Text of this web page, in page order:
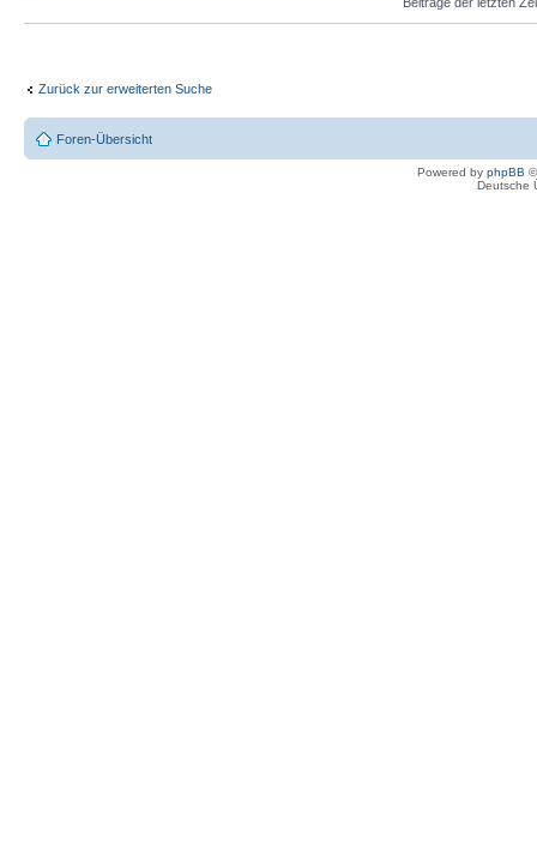
Zurück zur erweiterten Suche
Foren-Übersicht
Powered by phpBB
Deutsche